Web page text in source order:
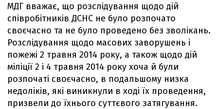
МДГ вважає, що розслідування щодо дій
співробітників ДСНС не було розпочато
своєчасно та не було проведено без зволікань.
Розслідування щодо масових заворушень і
пожежі 2 травня 2014 року, а також щодо дій
міліції 2 і 4 травня 2014 року хоча й були
розпочаті своєчасно, в подальшому низка
недоліків, які виникнули в ході їх проведення,
призвели до їхнього суттєвого затягування.